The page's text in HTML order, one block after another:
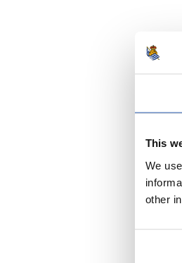
This
We
other